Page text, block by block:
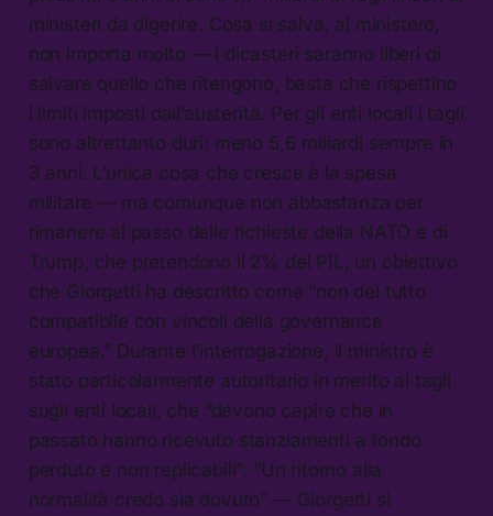
ministeri da digerire. Cosa si salva, al ministero,
non importa molto — i dicasteri saranno liberi di
salvare quello che ritengono, basta che rispettino
i limiti imposti dall’austerità. Per gli enti locali i tagli
sono altrettanto duri: meno 5,6 miliardi sempre in
3 anni. L’unica cosa che cresce è la spesa
militare — ma comunque non abbastanza per
rimanere al passo delle richieste della NATO e di
Trump, che pretendono il 2% del PIL, un obiettivo
che Giorgetti ha descritto come “non del tutto
compatibile con vincoli della governance
europea.” Durante l’interrogazione, il ministro è
stato particolarmente autoritario in merito ai tagli
sugli enti locali, che “devono capire che in
passato hanno ricevuto stanziamenti a fondo
perduto e non replicabili”: “Un ritorno alla
normalità credo sia dovuto” — Giorgetti si